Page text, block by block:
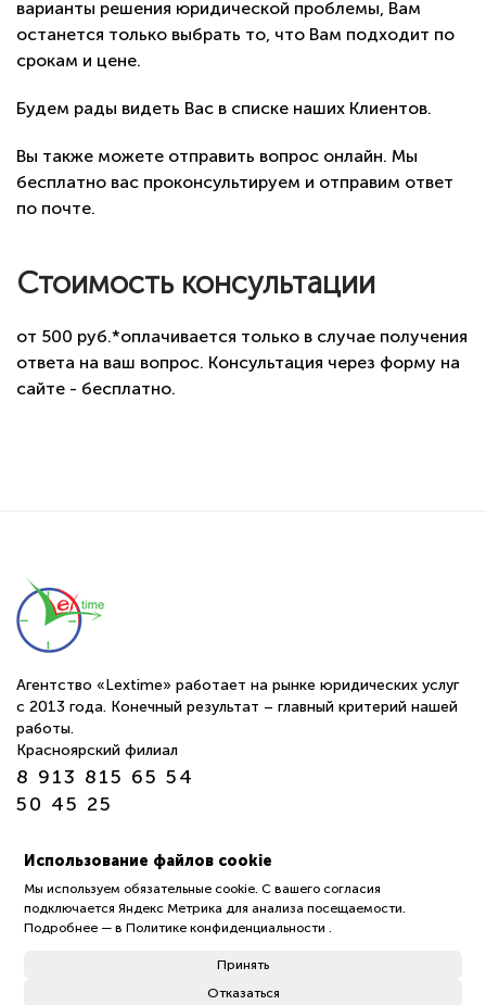
варианты решения юридической проблемы, Вам
останется только выбрать то, что Вам подходит по
срокам и цене.
Будем рады видеть Вас в списке наших Клиентов.
Вы также можете отправить вопрос онлайн. Мы
бесплатно вас проконсультируем и отправим ответ
по почте.
Стоимость консультации
от 500 руб.*оплачивается только в случае получения
ответа на ваш вопрос. Консультация через форму на
сайте - бесплатно.
Агентство «Lextime» работает на рынке юридических услуг
с 2013 года. Конечный результат – главный критерий нашей
работы.
Красноярский филиал
8 913 815 65 54
50 45 25
пн-пт 9:00—18:00
Политика обработки защиты персональных данных
пользователей (Политика конфиденциальности)
Использование файлов cookie
Мы используем обязательные cookie. С вашего согласия
подключается Яндекс Метрика для анализа посещаемости.
Подробнее — в Политике конфиденциальности .
Принять
Отказаться